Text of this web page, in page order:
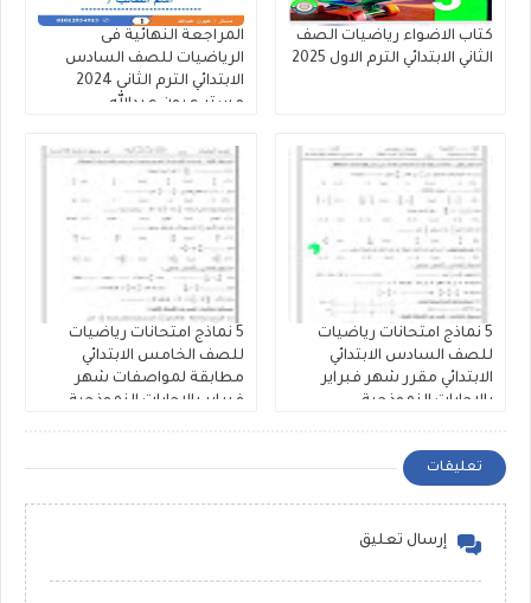
كتاب الاضواء رياضيات الصف
الثاني الابتدائي الترم الاول 2025
المراجعة النهائية فى
الرياضيات للصف السادس
الابتدائي الترم الثانى 2024
مستر عيون عبدالله
5 نماذج امتحانات رياضيات
للصف السادس الابتدائي
الابتدائي مقرر شهر فبراير
بالاجابات النموذجية
5 نماذج امتحانات رياضيات
للصف الخامس الابتدائي
مطابقة لمواصفات شهر
فبراير بالاجابات النموذجية
تعليقات
إرسال تعليق